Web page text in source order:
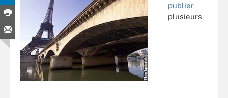
publier
plusieurs